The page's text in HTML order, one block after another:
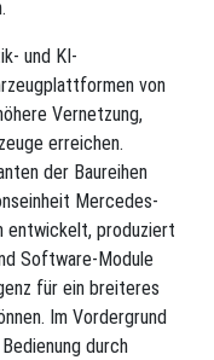
und KI-
von
Vernetzung,
erreichen.
der Baureihen
Mercedes-
entwickelt, produziert
Software-Module
für ein breiteres
Im Vordergrund
durch